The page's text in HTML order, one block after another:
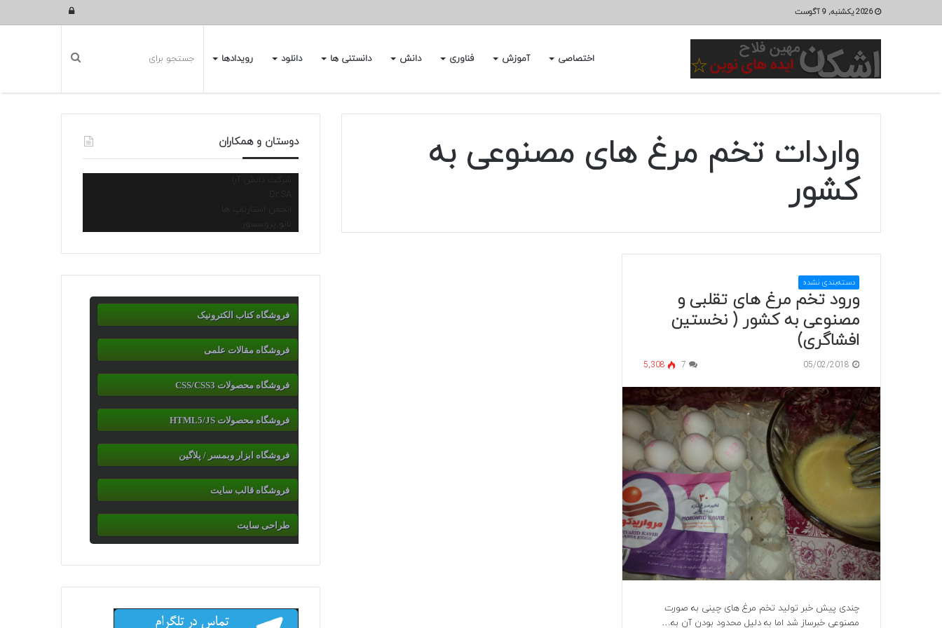
2026 یکشنبه, 9 آگوست ورود
اختصاصی آموزش فناوری دانش دانستنی ها دانلود رویدادها
واردات تخم مرغ های مصنوعی به
کشور
دسته‌بندی نشده
ورود تخم مرغ های تقلبی و
مصنوعی به کشور ( نخستین
افشاگری)
05/02/2018
7
5,308
چندی پیش خبر تولید تخم مرغ های چینی به صورت
مصنوعی خبرساز شد اما به دلیل محدود بودن آن به…
دوستان و همکاران
شرکت دانش آرا
انجمن استارتاپ ها
نانو پروسسور
فروشگاه کتاب الکترونیک
فروشگاه مقالات علمی
فروشگاه محصولات CSS/CSS3
فروشگاه محصولات HTML5/JS
فروشگاه ابزار وبمسر / پلاگین
فروشگاه قالب سایت
طراحی سایت